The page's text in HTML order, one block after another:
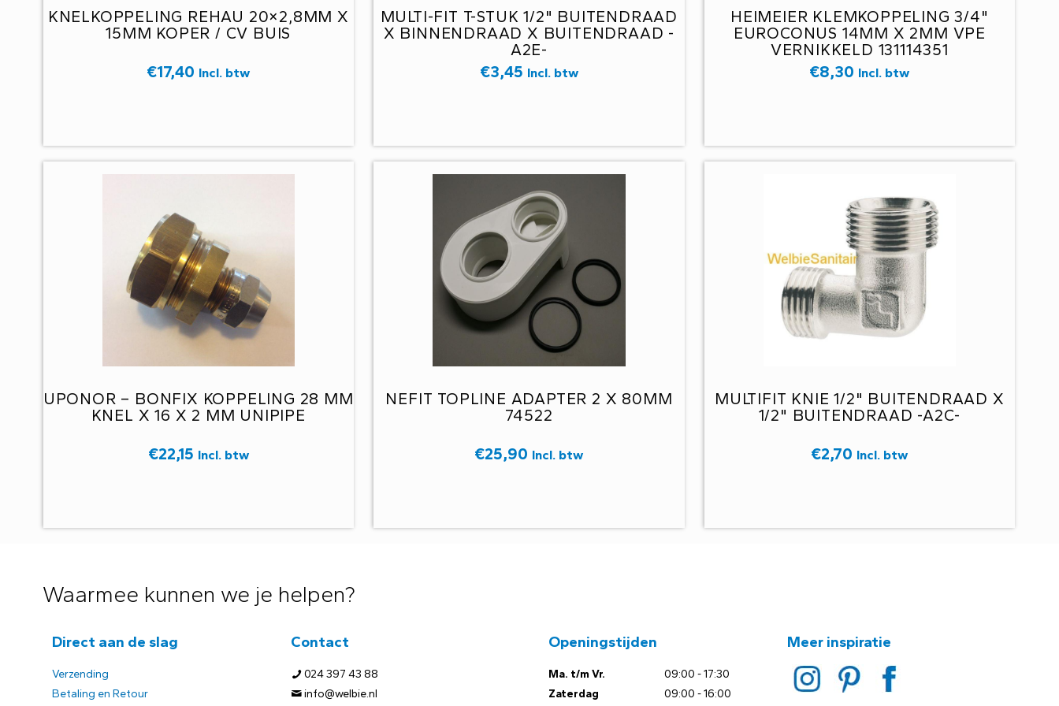
KNELKOPPELING REHAU 20×2,8MM X
15MM KOPER / CV BUIS
€17,40 Incl. btw
MULTI-FIT T-STUK 1/2" BUITENDRAAD
X BINNENDRAAD X BUITENDRAAD -
A2E-
€3,45 Incl. btw
HEIMEIER KLEMKOPPELING 3/4"
EUROCONUS 14MM X 2MM VPE
VERNIKKELD 131114351
€8,30 Incl. btw
UPONOR – BONFIX KOPPELING 28 MM
KNEL X 16 X 2 MM UNIPIPE
€22,15 Incl. btw
NEFIT TOPLINE ADAPTER 2 X 80MM
74522
€25,90 Incl. btw
MULTIFIT KNIE 1/2" BUITENDRAAD X
1/2" BUITENDRAAD -A2C-
€2,70 Incl. btw
Waarmee kunnen we je helpen?
Direct aan de slag
Verzending
Betaling en Retour
Contact
024 397 43 88
info@welbie.nl
Openingstijden
Ma. t/m Vr.
Zaterdag
09:00 - 17:30
09:00 - 16:00
Meer inspiratie